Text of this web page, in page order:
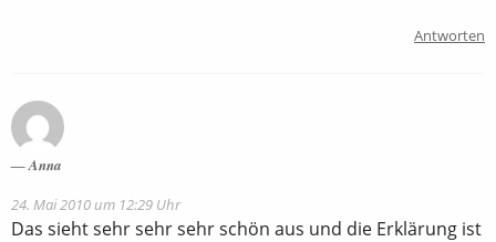
Antworten
Anna
24. Mai 2010 um 12:29 Uhr
Das sieht sehr sehr sehr schön aus und die Erklärung ist